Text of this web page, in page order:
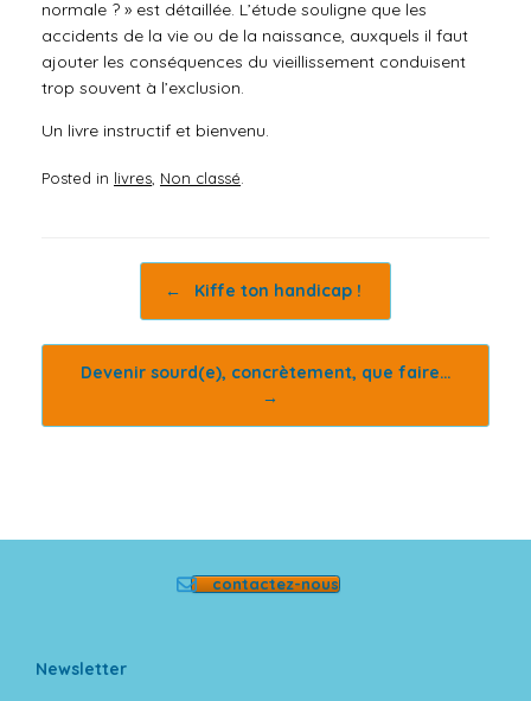
normale ? » est détaillée. L’étude souligne que les
accidents de la vie ou de la naissance, auxquels il faut
ajouter les conséquences du vieillissement conduisent
trop souvent à l’exclusion.
Un livre instructif et bienvenu.
Posted in livres Non classé
← Kiffe ton handicap !
Devenir sourd(e), concrètement, que faire…
→
contactez-nous
Newsletter